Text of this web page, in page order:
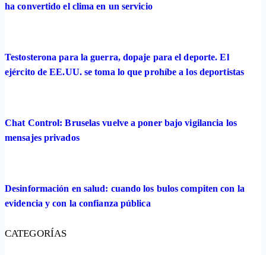
ha convertido el clima en un servicio
Testosterona para la guerra, dopaje para el deporte. El
ejército de EE.UU. se toma lo que prohíbe a los deportistas
Chat Control: Bruselas vuelve a poner bajo vigilancia los
mensajes privados
Desinformación en salud: cuando los bulos compiten con la
evidencia y con la confianza pública
CATEGORÍAS